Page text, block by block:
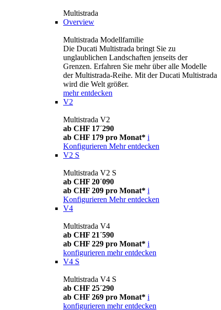
Multistrada
Overview
Multistrada Modellfamilie
Die Ducati Multistrada bringt Sie zu
unglaublichen Landschaften jenseits der
Grenzen. Erfahren Sie mehr über alle Modelle
der Multistrada-Reihe. Mit der Ducati Multistrada
wird die Welt größer.
mehr entdecken
V2
Multistrada V2
ab CHF 17´290
ab CHF 179 pro Monat* i
Konfigurieren Mehr entdecken
V2 S
Multistrada V2 S
ab CHF 20´090
ab CHF 209 pro Monat* i
Konfigurieren Mehr entdecken
V4
Multistrada V4
ab CHF 21´590
ab CHF 229 pro Monat* i
konfigurieren mehr entdecken
V4 S
Multistrada V4 S
ab CHF 25´290
ab CHF 269 pro Monat* i
konfigurieren mehr entdecken